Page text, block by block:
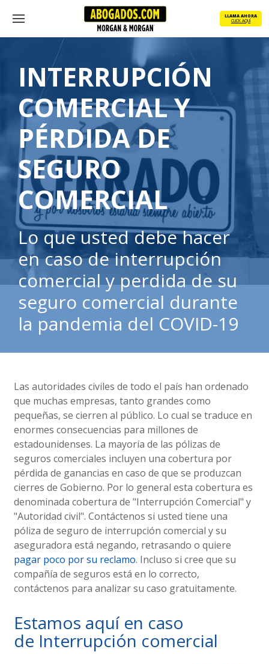
main
Menu
LLAMA AHORA
CLICK AQUÍ
INTERRUPCIÓN
COMERCIAL Y
PÉRDIDA DE
SEGURO
COMERCIAL
Lo que usted debe hacer
en caso de interrupción
comercial y perdida de su
seguro comercial durante
la pandemia del COVID-19
Las autoridades civiles de todo el país han ordenado
que muchas empresas, tanto grandes como
pequeñas, se cierren al público. Lo cual se traduce en
enormes consecuencias para millones de
estadounidenses. La mayoría de las pólizas de
seguros comerciales incluyen una cobertura por
pérdida de ganancias en caso de que se produzcan
cierres de Gobierno. Por lo general esta cobertura es
denominada cobertura de "Interrupción Comercial" y
"Autoridad civil". Contáctenos si usted tiene una
póliza de seguro de interrupción comercial y su
aseguradora está negando, retrasando o quiere
pagar poco por su reclamo. Incluso si cree que su
compañía de seguros está en lo correcto,
contáctenos para analizar su caso gratuitamente.
Estamos aquí en caso
de Interrupción comercial